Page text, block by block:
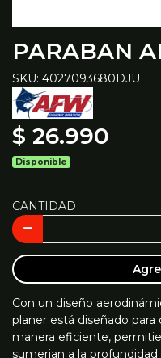
PARABAN
SKU: 4027093680DJU
$ 26.990
Disponible
CANTIDAD
Con un diseño
planer está diseñado para
manera eficiente,
sumerjan a la